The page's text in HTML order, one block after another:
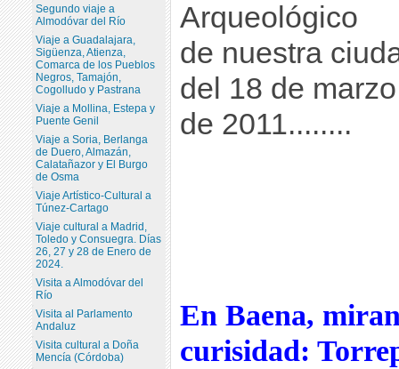
Arqueológico
de nuestra
del 18 de marzo
de 2011........
En Baena,
curisidad:
Segundo viaje a
Almodóvar del Río
Viaje a Guadalajara,
Sigüenza, Atienza,
Comarca de los Pueblos
Negros, Tamajón,
Cogolludo y Pastrana
Viaje a Mollina, Estepa y
Puente Genil
Viaje a Soria, Berlanga
de Duero, Almazán,
Calatañazor y El Burgo
de Osma
Viaje Artístico-Cultural a
Túnez-Cartago
Viaje cultural a Madrid,
Toledo y Consuegra. Días
26, 27 y 28 de Enero de
2024.
Visita a Almodóvar del
Río
Visita al Parlamento
Andaluz
Visita cultural a Doña
Mencía (Córdoba)